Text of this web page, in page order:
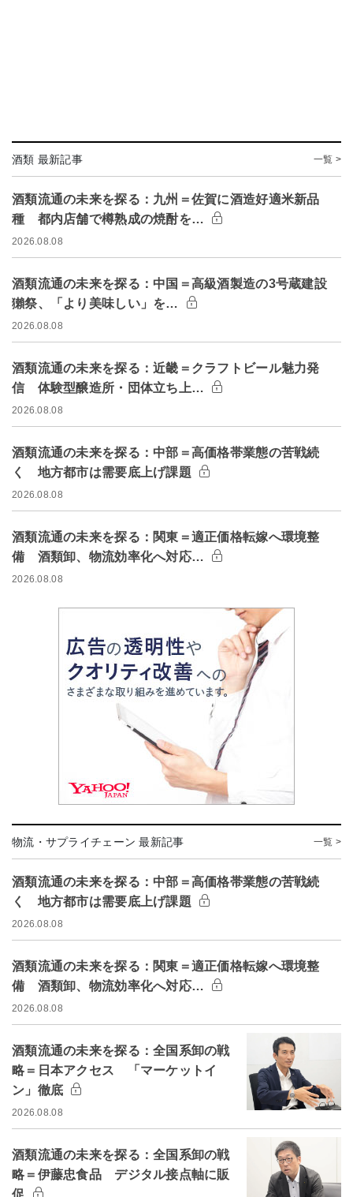
酒類 最新記事 一覧 >
酒類流通の未来を探る：九州＝佐賀に酒造好適米新品
種 都内店舗で樽熟成の焼酎を…
2026.08.08
酒類流通の未来を探る：中国＝高級酒製造の3号蔵建設
獺祭、「より美味しい」を…
2026.08.08
酒類流通の未来を探る：近畿＝クラフトビール魅力発
信 体験型醸造所・団体立ち上…
2026.08.08
酒類流通の未来を探る：中部＝高価格帯業態の苦戦続
く 地方都市は需要底上げ課題
2026.08.08
酒類流通の未来を探る：関東＝適正価格転嫁へ環境整
備 酒類卸、物流効率化へ対応…
2026.08.08
物流・サプライチェーン 最新記事 一覧 >
酒類流通の未来を探る：中部＝高価格帯業態の苦戦続
く 地方都市は需要底上げ課題
2026.08.08
酒類流通の未来を探る：関東＝適正価格転嫁へ環境整
備 酒類卸、物流効率化へ対応…
2026.08.08
酒類流通の未来を探る：全国系卸の戦
略＝日本アクセス 「マーケットイ
ン」徹底
2026.08.08
酒類流通の未来を探る：全国系卸の戦
略＝伊藤忠食品 デジタル接点軸に販
促